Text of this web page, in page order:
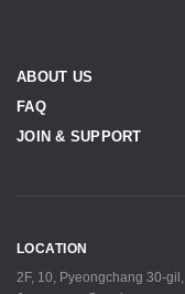
ABOUT US
FAQ
JOIN & SUPPORT
LOCATION
2F, 10, Pyeongchang 30-gil,